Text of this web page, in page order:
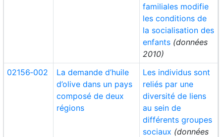
familiales modifie
les conditions de
la socialisation des
enfants (données
2010)
02156‑002
La demande d’huile
d’olive dans un pays
composé de deux
régions
Les individus sont
reliés par une
diversité de liens
au sein de
différents groupes
sociaux (données